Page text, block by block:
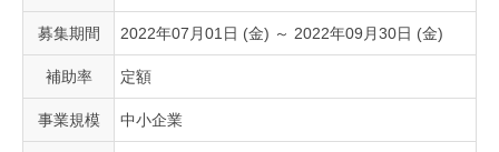
募集期間 2022年07月01日 (金) ～ 2022年09月30日 (金)
補助率 定額
事業規模 中小企業